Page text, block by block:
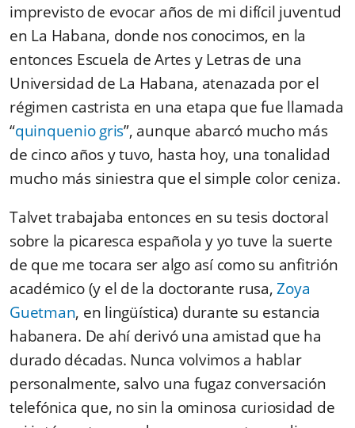
imprevisto de evocar años de mi difícil juventud
en La Habana, donde nos conocimos, en la
entonces Escuela de Artes y Letras de una
Universidad de La Habana, atenazada por el
régimen castrista en una etapa que fue llamada
“quinquenio gris”, aunque abarcó mucho más
de cinco años y tuvo, hasta hoy, una tonalidad
mucho más siniestra que el simple color ceniza.
Talvet trabajaba entonces en su tesis doctoral
sobre la picaresca española y yo tuve la suerte
de que me tocara ser algo así como su anfitrión
académico (y el de la doctorante rusa,Zoya
Guetman, en lingüística) durante su estancia
habanera. De ahí derivó una amistad que ha
durado décadas. Nunca volvimos a hablar
personalmente, salvo una fugaz conversación
telefónica que, no sin la ominosa curiosidad de